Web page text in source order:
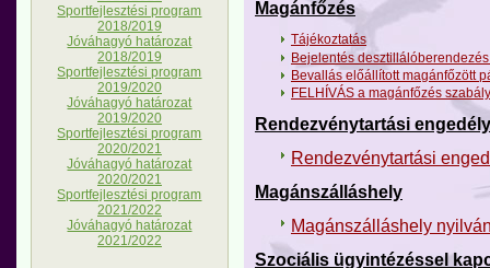
Sportfejlesztési program
2018/2019
Jóváhagyó határozat
2018/2019
Sportfejlesztési program
2019/2020
Jóváhagyó határozat
2019/2020
Sportfejlesztési program
2020/2021
Jóváhagyó határozat
2020/2021
Sportfejlesztési program
2021/2022
Jóváhagyó határozat
2021/2022
Magánfőzés
Tájékoztatás
Bejelentés
Bevallás előállított magánfőzött
FELHÍVÁS a magánfőzés
Rendezvénytartási
Rendezvénytartási
Magánszálláshely
Magánszálláshely
Szociális ügyintézéssel